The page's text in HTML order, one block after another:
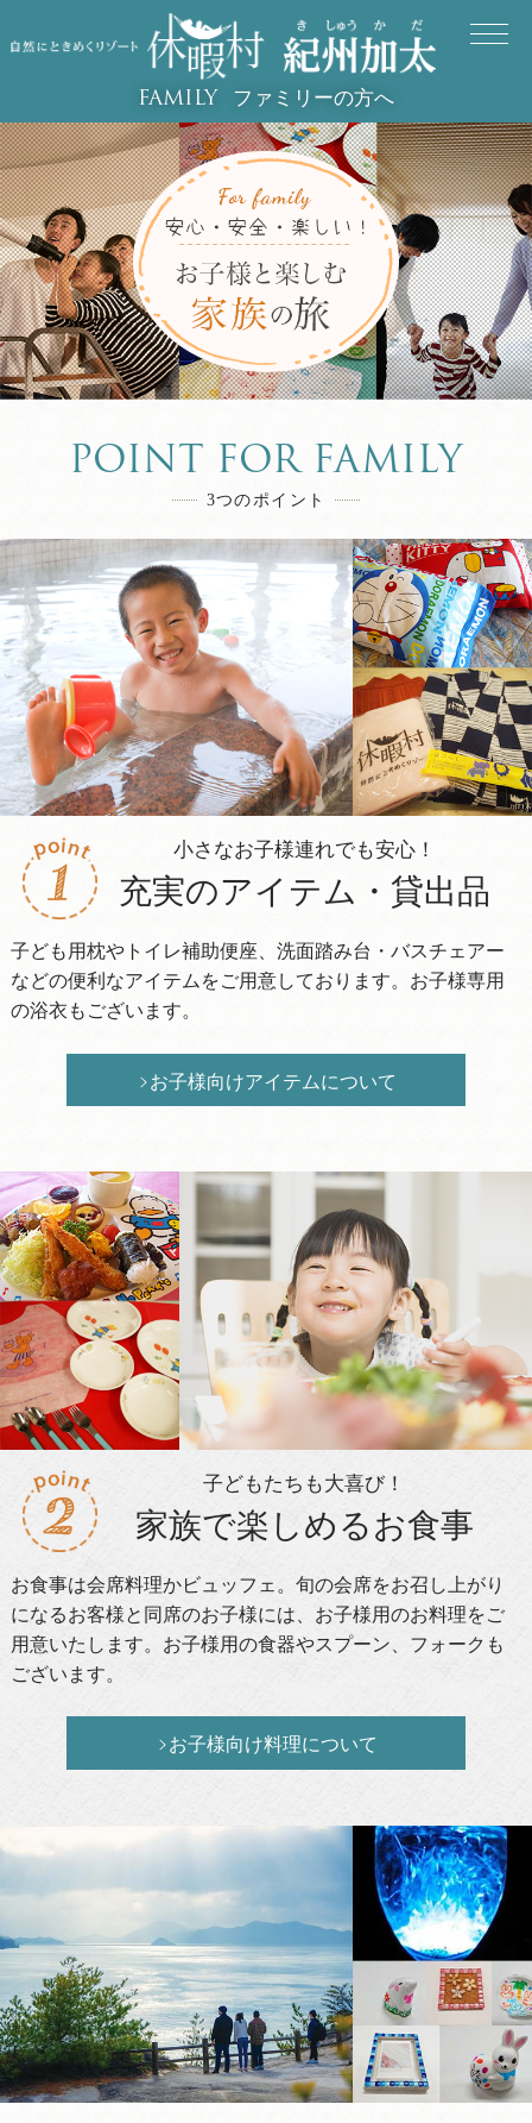
FAMILY ファミリーの方へ
POINT FOR FAMILY
3つのポイント
小さなお子様連れでも安心！
充実のアイテム・貸出品
子ども用枕やトイレ補助便座、洗面踏み台・バスチェアー
などの便利なアイテムをご用意しております。お子様専用
の浴衣もございます。
お子様向けアイテムについて
子どもたちも大喜び！
家族で楽しめるお食事
お食事は会席料理かビュッフェ。旬の会席をお召し上がり
になるお客様と同席のお子様には、お子様用のお料理をご
用意いたします。お子様用の食器やスプーン、フォークも
ございます。
お子様向け料理について